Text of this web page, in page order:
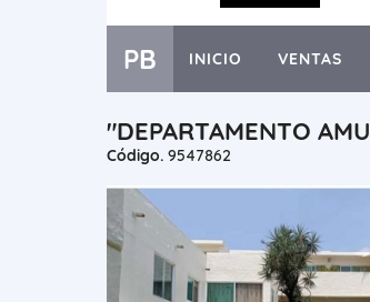
PB INICIO VENTAS
"DEPARTAMENTO
Código. 9547862